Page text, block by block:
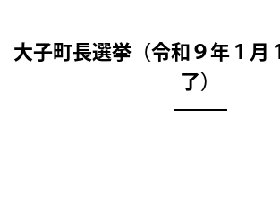
大子町長選挙（令和９年１月
了）